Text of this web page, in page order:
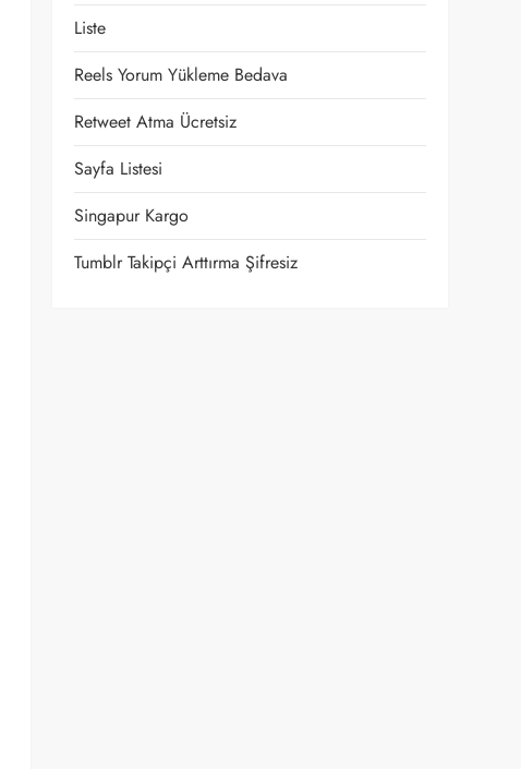
Liste
Reels Yorum Yükleme Bedava
Retweet Atma Ücretsiz
Sayfa Listesi
Singapur Kargo
Tumblr Takipçi Arttırma Şifresiz